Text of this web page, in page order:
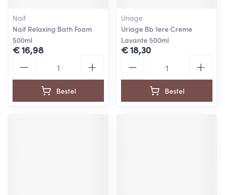
Naif
Naif Relaxing Bath Foam
500ml
€ 16,98
Bestel
Uriage
Uriage Bb 1ere Creme
Lavante 500ml
€ 18,30
Bestel